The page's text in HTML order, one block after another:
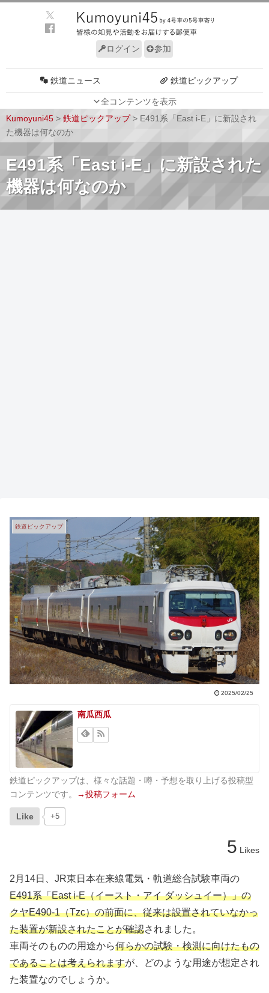
ログイン 参加
全コンテンツを表示
鉄道ニュース 鉄道ピックアップ
車両技術
Kumoyuni45 > 鉄道ピックアップ> E491系「East i-E」に新設され
た機器は何なのか
E491系「East i-E」に新設された
機器は何なのか
鉄道ピックアップ
2025/02/25
南瓜西瓜
鉄道ピックアップは、様々な話題・噂・予想を取り上げる投稿型
コンテンツです。
→投稿フォーム
Like +5
5 Likes
2月14日、JR東日本在来線電気・軌道総合試験車両の
E491系「East i-E（イースト・アイ ダッシュイー）」の
クヤE490-1（Tzc）の前面に、従来は設置されていなかっ
た装置が新設されたことが確認されました。
車両そのものの用途から何らかの試験・検測に向けたもの
であることは考えられますが、どのような用途が想定され
た装置なのでしょうか。